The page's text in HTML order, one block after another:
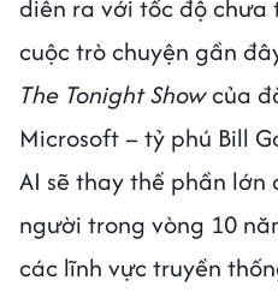
diễn ra với tốc độ chưa
cuộc trò chuyện gần
The Tonight Showcủa
Microsoft – tỷ phú Bill
AI sẽ thay thế phần lớn
người trong vòng 10
các lĩnh vực truyền